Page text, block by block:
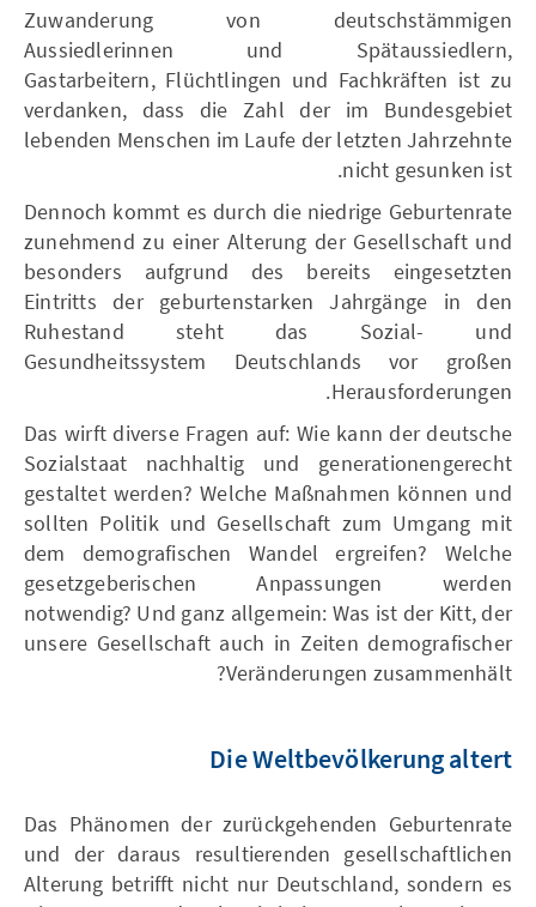
Zuwanderung von deutschstämmigen
Aussiedlerinnen und Spätaussiedlern,
Gastarbeitern, Flüchtlingen und Fachkräften ist zu
verdanken, dass die Zahl der im Bundesgebiet
lebenden Menschen im Laufe der letzten Jahrzehnte
nicht gesunken ist.
Dennoch kommt es durch die niedrige Geburtenrate
zunehmend zu einer Alterung der Gesellschaft und
besonders aufgrund des bereits eingesetzten
Eintritts der geburtenstarken Jahrgänge in den
Ruhestand steht das Sozial- und
Gesundheitssystem Deutschlands vor großen
Herausforderungen.
Das wirft diverse Fragen auf: Wie kann der deutsche
Sozialstaat nachhaltig und generationengerecht
gestaltet werden? Welche Maßnahmen können und
sollten Politik und Gesellschaft zum Umgang mit
dem demografischen Wandel ergreifen? Welche
gesetzgeberischen Anpassungen werden
notwendig? Und ganz allgemein: Was ist der Kitt, der
unsere Gesellschaft auch in Zeiten demografischer
Veränderungen zusammenhält?
Die Weltbevölkerung altert
Das Phänomen der zurückgehenden Geburtenrate
und der daraus resultierenden gesellschaftlichen
Alterung betrifft nicht nur Deutschland, sondern es